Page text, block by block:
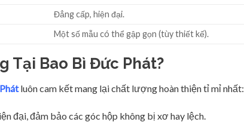
Đẳng cấp, hiện đại.
Một số mẫu có thể gập gọn (tùy thiết kế).
Tại Bao Bì Đức Phát?
luôn cam kết mang lại chất lượng hoàn thiện tỉ mỉ nhất:
đại, đảm bảo các góc hộp không bị xơ hay lệch.